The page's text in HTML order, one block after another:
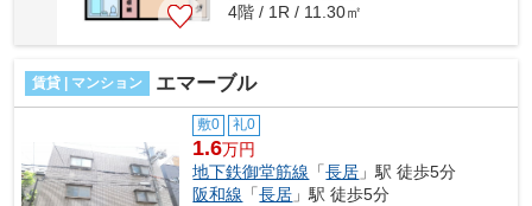
4階 / 1R / 11.30㎡
賃貸 | マンション エマーブル
敷0 礼0
1.6万円
地下鉄御堂筋線 「長居 」駅 徒歩5分
阪和線 「長居 」駅 徒歩5分